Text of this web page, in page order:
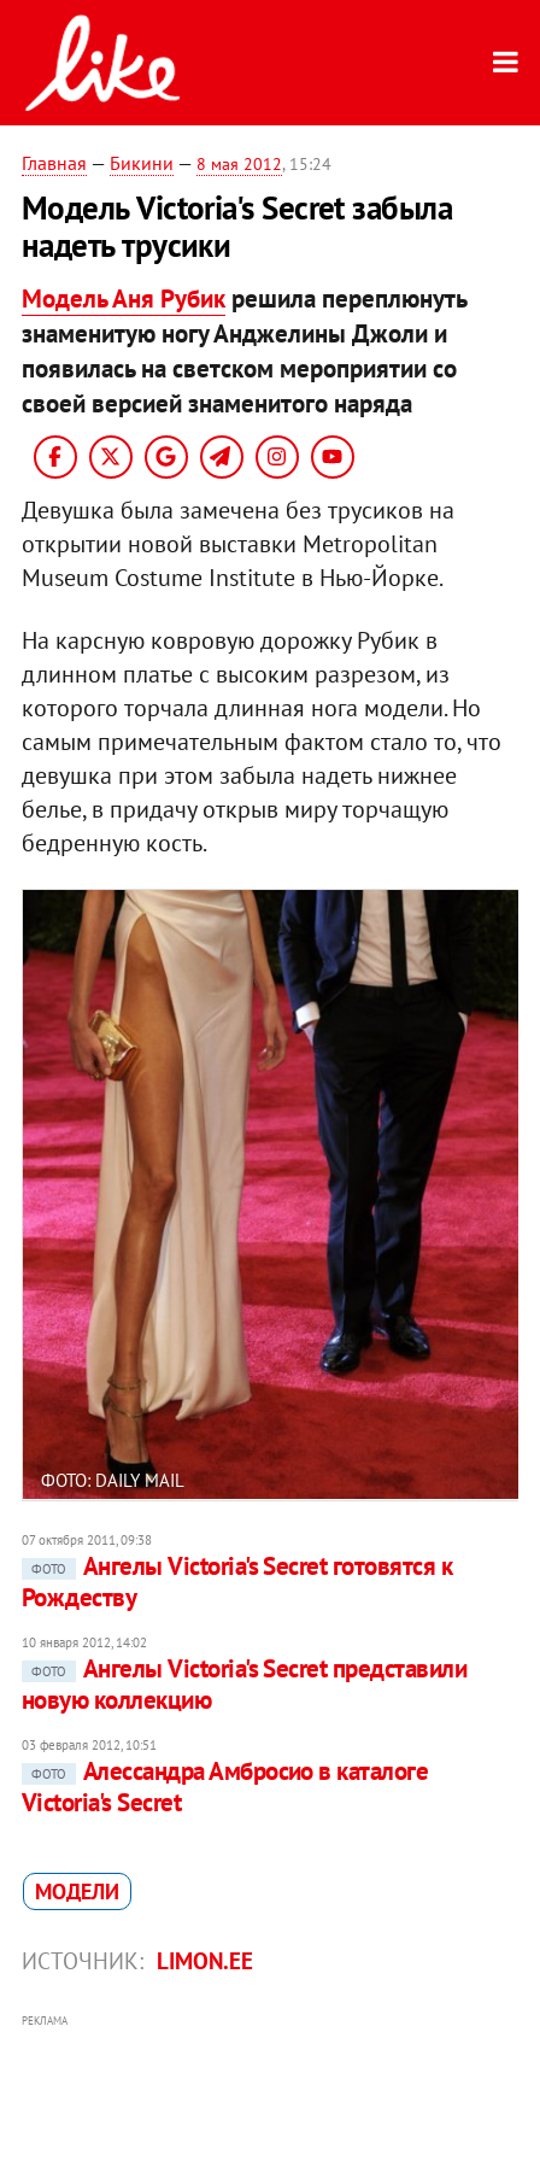
Главная — Бикини — 8 мая 2012, 15:24
Модель Victoria's Secret забыла
надеть трусики
Модель Аня Рубикрешила переплюнуть
знаменитую ногу Анджелины Джоли и
появилась на светском мероприятии со
своей версией знаменитого наряда
Девушка была замечена без трусиков на
открытии новой выставки Metropolitan
Museum Costume Institute в Нью-Йорке.
На карсную ковровую дорожку Рубик в
длинном платье с высоким разрезом, из
которого торчала длинная нога модели. Но
самым примечательным фактом стало то, что
девушка при этом забыла надеть нижнее
белье, в придачу открыв миру торчащую
бедренную кость.
ФОТО: DAILY MAIL
07 октября 2011, 09:38
ФОТО
Ангелы Victoria's Secret готовятся к
Рождеству
10 января 2012, 14:02
ФОТО
Ангелы Victoria's Secret представили
новую коллекцию
03 февраля 2012, 10:51
ФОТО
Алессандра Амбросио в каталоге
Victoria's Secret
МОДЕЛИ
ИСТОЧНИК: LIMON.EE
РЕКЛАМА